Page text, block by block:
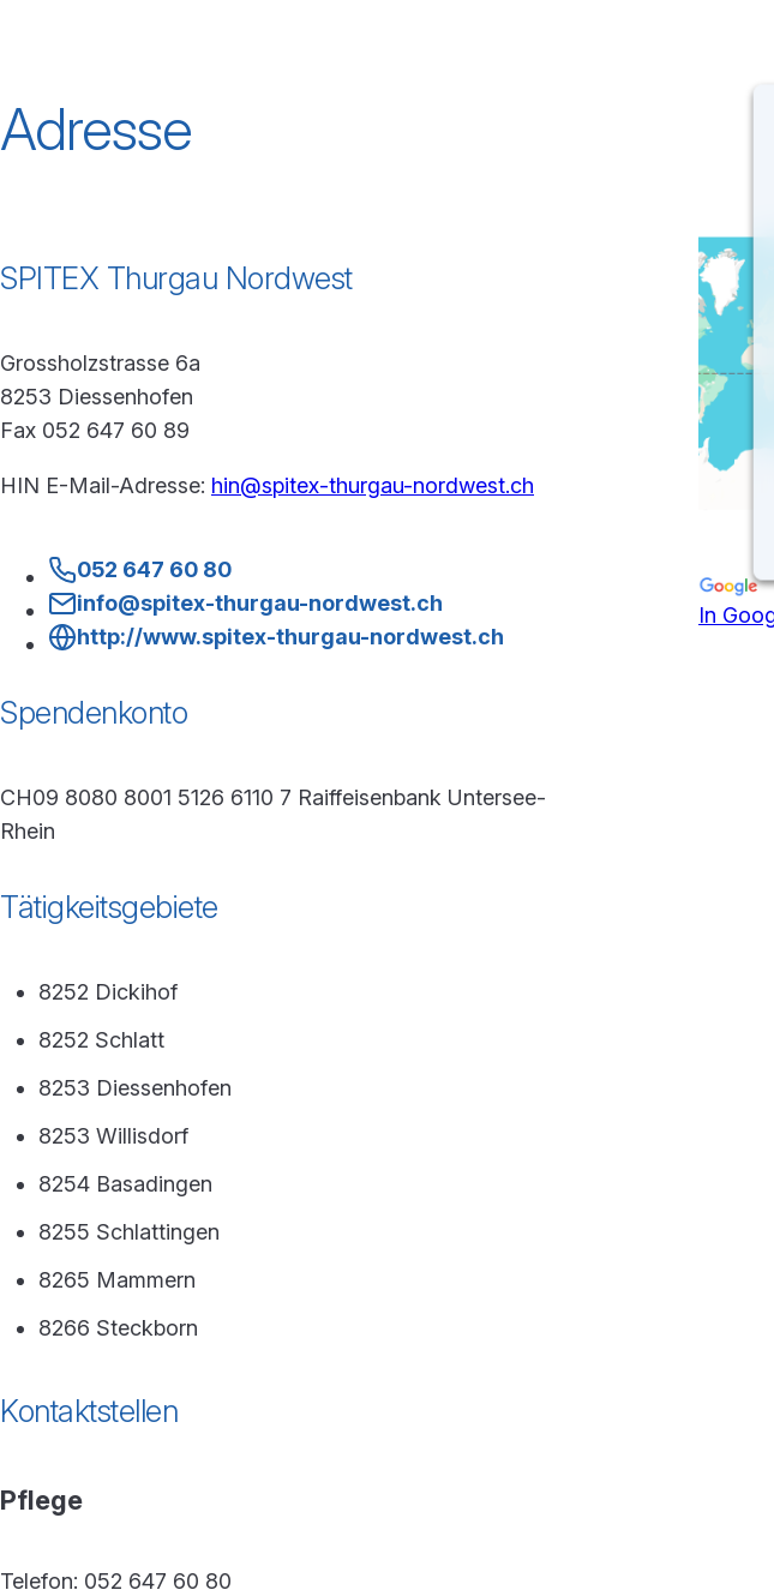
Adresse
SPITEX Thurgau Nordwest
Grossholzstrasse 6a
8253 Diessenhofen
Fax 052 647 60 89
HIN E-Mail-Adresse: hin@spitex-thurgau-nordwest.ch
052 647 60 80
info@spitex-thurgau-nordwest.ch
http://www.spitex-thurgau-nordwest.ch
Spendenkonto
CH09 8080 8001 5126 6110 7 Raiffeisenbank Untersee-
Rhein
Tätigkeitsgebiete
8252 Dickihof
8252 Schlatt
8253 Diessenhofen
8253 Willisdorf
8254 Basadingen
8255 Schlattingen
8265 Mammern
8266 Steckborn
Kontaktstellen
Pflege
Telefon: 052 647 60 80
In